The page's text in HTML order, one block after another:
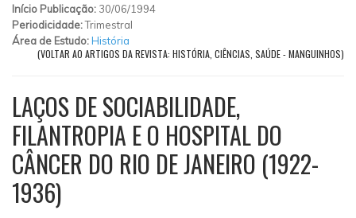
Início Publicação: 30/06/1994
Periodicidade:Trimestral
Área de Estudo:História
(VOLTAR AO ARTIGOS DA REVISTA: HISTÓRIA, CIÊNCIAS, SAÚDE - MANGUINHOS)
LAÇOS DE SOCIABILIDADE,
FILANTROPIA E O HOSPITAL DO
CÂNCER DO RIO DE JANEIRO (1922-
1936)